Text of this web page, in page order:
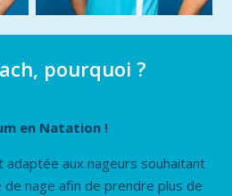
pourquoi ?
en Natation !
adaptée aux nageurs souhaitant
nage afin de prendre plus de